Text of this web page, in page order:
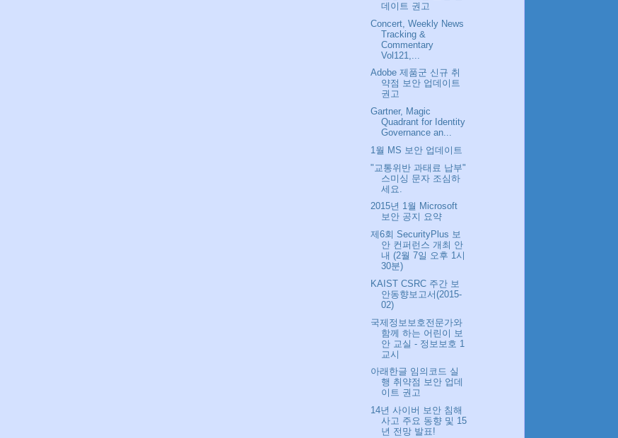
데이트 권고
Concert, Weekly News
Tracking &
Commentary
Vol121,...
Adobe 제품군 신규 취
약점 보안 업데이트
권고
Gartner, Magic
Quadrant for Identity
Governance an...
1월 MS 보안 업데이트
"교통위반 과태료 납부"
스미싱 문자 조심하
세요.
2015년 1월 Microsoft
보안 공지 요약
제6회 SecurityPlus 보
안 컨퍼런스 개최 안
내 (2월 7일 오후 1시
30분)
KAIST CSRC 주간 보
안동향보고서(2015-
02)
국제정보보호전문가와
함께 하는 어린이 보
안 교실 - 정보보호 1
교시
아래한글 임의코드 실
행 취약점 보안 업데
이트 권고
14년 사이버 보안 침해
사고 주요 동향 및 15
년 전망 발표!